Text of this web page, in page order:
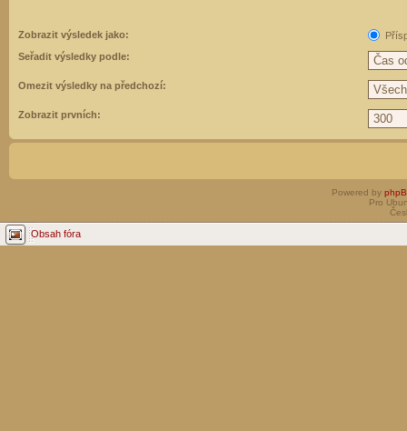
Zobrazit výsledek jako:
Seřadit výsledky podle:
Omezit výsledky na předchozí:
Zobrazit prvních:
Powered by
Pro
Obsah fóra